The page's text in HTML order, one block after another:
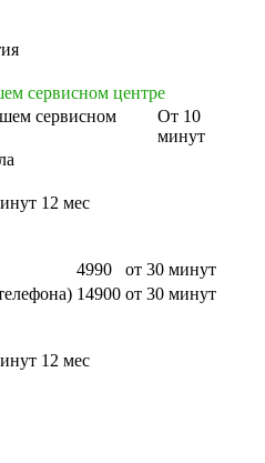
сервисном центре
сервисном
От 10
минут
12 мес
4990
от 30 минут
14900 от 30 минут
12 мес